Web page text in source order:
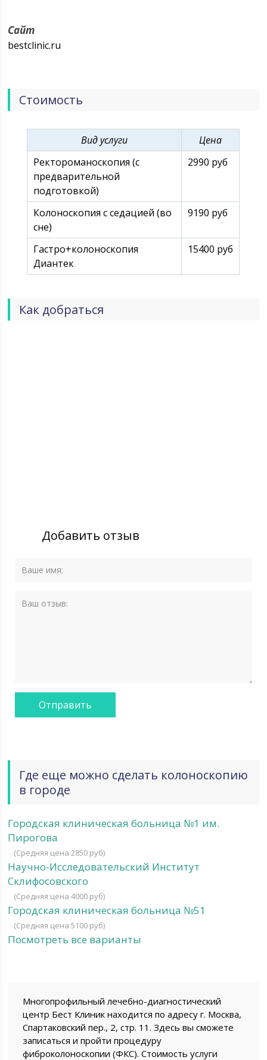
Детский Медицинский центр, Стоматологические
центры, а также Центры врачебной косметологии и
эстетической медицины.
Сайт
bestclinic.ru
Стоимость
Вид услуги
Цена
Ректороманоскопия (с
предварительной
подготовкой)
2990 руб
Колоноскопия с седацией (во
сне)
9190 руб
Гастро+колоноскопия
Диантек
15400 руб
Как добраться
Добавить отзыв
Где еще можно сделать колоноскопию
в городе
Городская клиническая больница №1 им.
Пирогова
(Средняя цена 2850 руб)
Научно-Исследовательский Институт
Склифосовского
(Средняя цена 4000 руб)
Городская клиническая больница №51
(Средняя цена 5100 руб)
Посмотреть все варианты
Многопрофильный лечебно-диагностический
центр Бест Клиник находится по адресу г. Москва,
Спартаковский пер., 2, стр. 11. Здесь вы сможете
записаться и пройти процедуру
фиброколоноскопии (ФКС). Стоимость услуги